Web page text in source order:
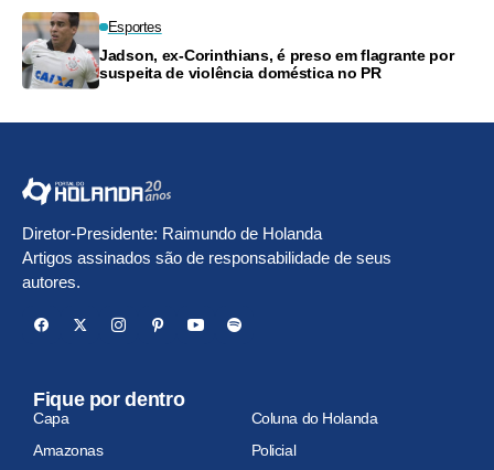
Esportes
Jadson, ex-Corinthians, é preso em flagrante por
suspeita de violência doméstica no PR
Diretor-Presidente: Raimundo de Holanda
Artigos assinados são de responsabilidade de seus
autores.
Fique por dentro
Capa
Coluna do Holanda
Amazonas
Policial